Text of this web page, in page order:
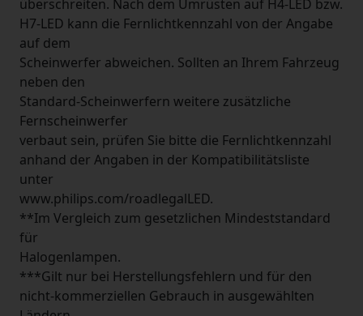
überschreiten. Nach dem Umrüsten auf H4-LED bzw.
H7-LED kann die Fernlichtkennzahl von der Angabe
auf dem
Scheinwerfer abweichen. Sollten an Ihrem Fahrzeug
neben den
Standard-Scheinwerfern weitere zusätzliche
Fernscheinwerfer
verbaut sein, prüfen Sie bitte die Fernlichtkennzahl
anhand der Angaben in der Kompatibilitätsliste
unter
www.philips.com/roadlegalLED.
**Im Vergleich zum gesetzlichen Mindeststandard
für
Halogenlampen.
***Gilt nur bei Herstellungsfehlern und für den
nicht-kommerziellen Gebrauch in ausgewählten